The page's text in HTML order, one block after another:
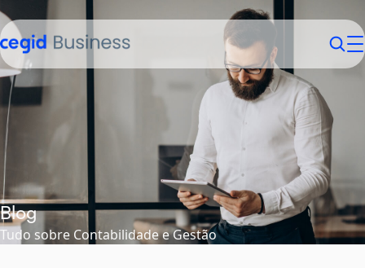
Sobre nós
Contabilistas
Empresários
Contactos
Blog
Tudo sobre Contabilidade e Gestão